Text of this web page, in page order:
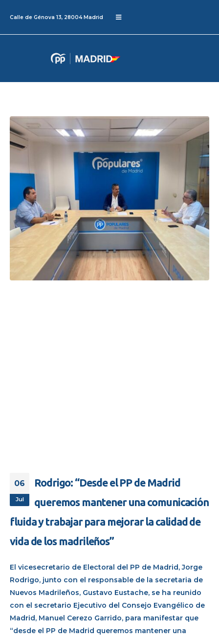
Calle de Génova 13, 28004 Madrid
06
Jul
Rodrigo: “Desde el PP de Madrid
queremos mantener una comunicación
fluida y trabajar para mejorar la calidad de
vida de los madrileños”
El vicesecretario de Electoral del PP de Madrid, Jorge
Rodrigo, junto con el responsable de la secretaria de
Nuevos Madrileños, Gustavo Eustache, se ha reunido
con el secretario Ejecutivo del Consejo Evangélico de
Madrid, Manuel Cerezo Garrido, para manifestar que
“desde el PP de Madrid queremos mantener una